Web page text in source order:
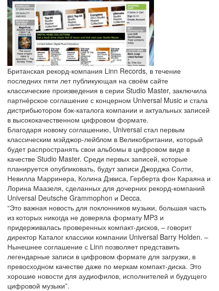
Британская рекорд-компания Linn Records, в течение
последних пяти лет публикующая на своём сайте
классические произведения в серии Studio Master, заключила
партнёрское соглашение с концерном Universal Music и стала
дистрибьютором бэк-каталога компании и актуальных записей
в высококачественном цифровом формате.
Благодаря новому соглашению, Universal стал первым
классическим мэйджор-лейблом в Великобритании, который
будет распространять свои альбомы в цифровом виде в
качестве Studio Master. Среди первых записей, которые
планируется опубликовать, будут записи Джорджа Солти,
Невилла Марринера, Колина Дэвиса, Герберта фон Караяна и
Лорина Маазеля, сделанных для дочерних рекорд-компаний
Universal Deutsche Grammophon и Decca.
“Это важная новость для поклонников музыки, большая часть
из которых никогда не доверяла формату MP3 и
придерживалась проверенных компакт-дисков, – говорит
директор Каталог классики компании Universal Barry Holden. –
Нынешнее соглашение с Linn позволяет представить
легендарные записи в цифровом формате для загрузки, в
превосходном качестве даже по меркам компакт-диска. Это
хорошие новости для аудиофилов, исполнителей и будущего
цифровой музыки”.